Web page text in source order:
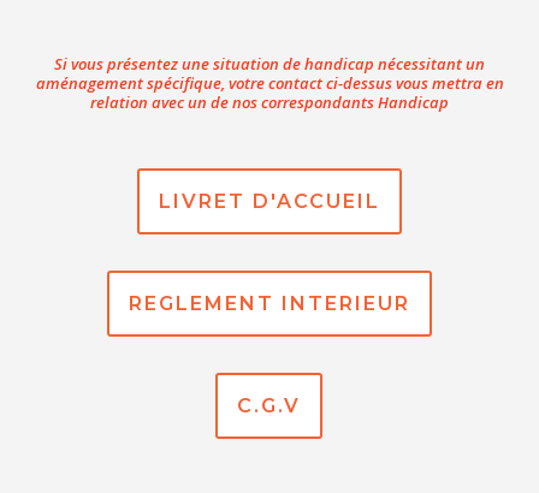
Si vous présentez une situation de handicap nécessitant un
aménagement spécifique, votre contact ci-dessus vous mettra en
relation avec un de nos correspondants Handicap
LIVRET D'ACCUEIL
REGLEMENT INTERIEUR
C.G.V